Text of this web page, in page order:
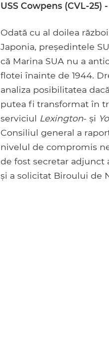
USS Cowpens (CVL-25)
Odată cu al doilea
Japonia, președintele
că Marina SUA nu a
flotei înainte de 1944.
analiza posibilitatea
putea fi transformat în
serviciul Lexington- și
Consiliul general a
nivelul de compromis
de fost secretar adjunct
și a solicitat Biroului de